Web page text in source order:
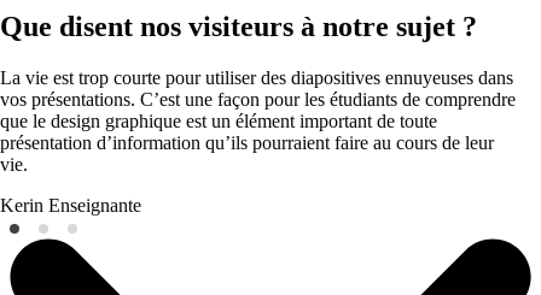
Que disent nos visiteurs à notre sujet ?
La vie est trop courte pour utiliser des diapositives ennuyeuses dans
vos présentations. C’est une façon pour les étudiants de comprendre
que le design graphique est un élément important de toute
présentation d’information qu’ils pourraient faire au cours de leur
vie.
Kerin Enseignante